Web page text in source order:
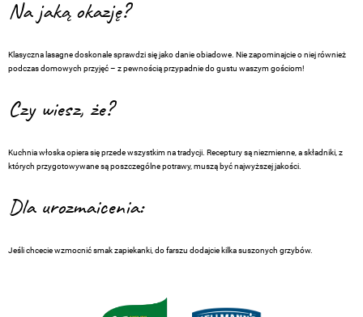
Na jaką okazję?
Klasyczna lasagne doskonale sprawdzi się jako danie obiadowe. Nie zapominajcie o niej również
podczas domowych przyjęć – z pewnością przypadnie do gustu waszym gościom!
Czy wiesz, że?
Kuchnia włoska opiera się przede wszystkim na tradycji. Receptury są niezmienne, a składniki, z
których przygotowywane są poszczególne potrawy, muszą być najwyższej jakości.
Dla urozmaicenia:
Jeśli chcecie wzmocnić smak zapiekanki, do farszu dodajcie kilka suszonych grzybów.